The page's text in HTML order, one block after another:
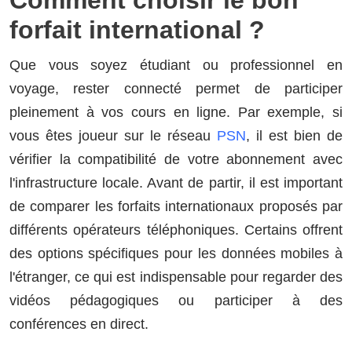
forfait international ?
Que vous soyez étudiant ou professionnel en
voyage, rester connecté permet de participer
pleinement à vos cours en ligne. Par exemple, si
vous êtes joueur sur le réseau PSN, il est bien de
vérifier la compatibilité de votre abonnement avec
l'infrastructure locale. Avant de partir, il est important
de comparer les forfaits internationaux proposés par
différents opérateurs téléphoniques. Certains offrent
des options spécifiques pour les données mobiles à
l'étranger, ce qui est indispensable pour regarder des
vidéos pédagogiques ou participer à des
conférences en direct.